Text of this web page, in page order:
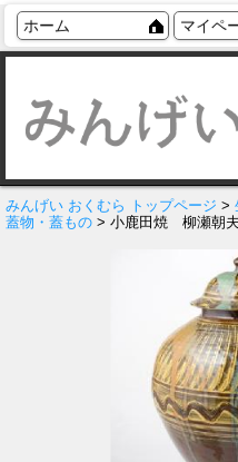
ホーム マイペ
みんげい おくむら トップページ >
蓋物・蓋もの > 小鹿田焼 柳瀬